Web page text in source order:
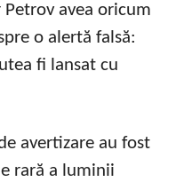
avea oricum
o alertă falsă:
fi lansat cu
avertizare au fost
rară a luminii